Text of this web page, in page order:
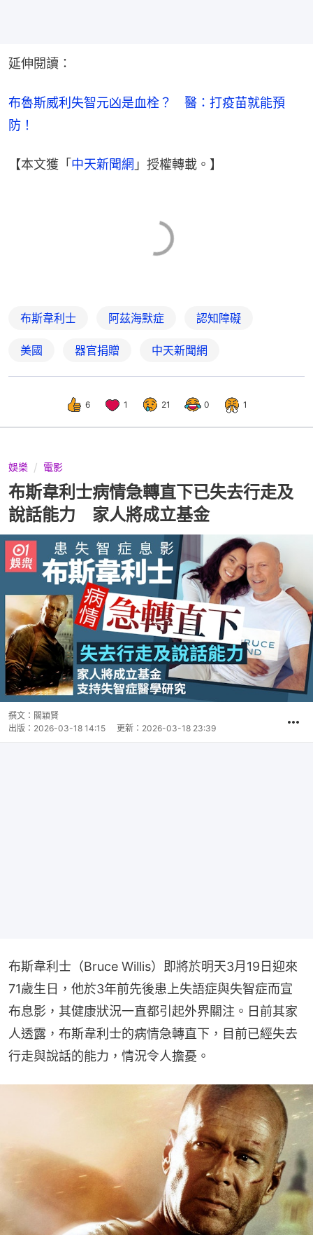
延伸閱讀：
布魯斯威利失智元凶是血栓？　醫：打疫苗就能預
防！
【本文獲「 中天新聞網 」授權轉載。】
布斯韋利士 阿茲海默症 認知障礙
美國 器官捐贈 中天新聞網
6 1 21 0 1
娛樂 電影
布斯韋利士病情急轉直下已失去行走及
說話能力 家人將成立基金
撰文： 關穎賢
出版： 2026-03-18 14:15 更新： 2026-03-18 23:39
布斯韋利士（Bruce Willis）即將於明天3月19日迎來
71歲生日，他於3年前先後患上失語症與失智症而宣
布息影，其健康狀況一直都引起外界關注。日前其家
人透露，布斯韋利士的病情急轉直下，目前已經失去
行走與說話的能力，情況令人擔憂。